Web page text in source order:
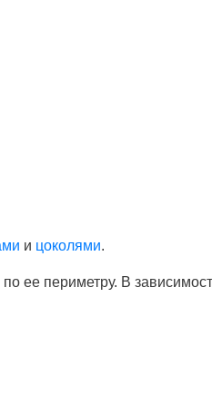
и цоколями.
ее периметру. В